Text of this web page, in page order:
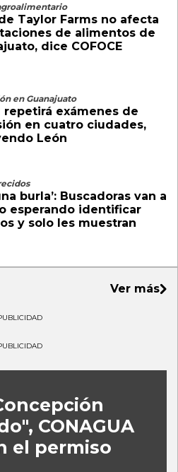
Taylor Farms no afecta
de alimentos de
dice COFOCE
en Guanajuato
repetirá exámenes de
en cuatro ciudades,
León
burla’: Buscadoras van a
esperando identificar
y solo les muestran
Ver más
CONAGUA
el permiso